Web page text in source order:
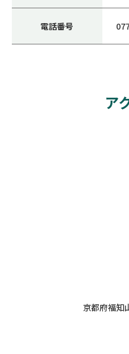
電話番号
ア
京都府福知